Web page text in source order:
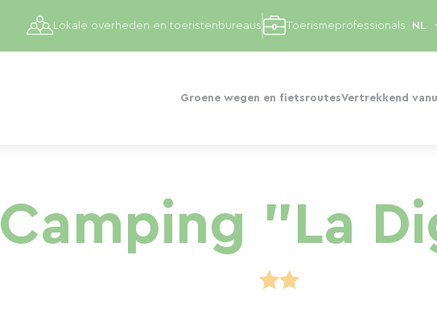
Groene wegen en fietsroutesVertrekkend
Lokale overheden en toeristenbureaus Toerismeprofessionals
Camping "La